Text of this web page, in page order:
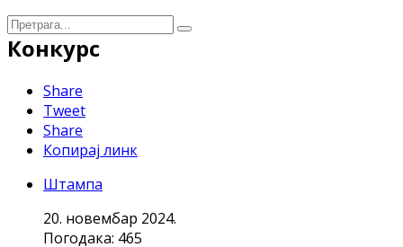
Конкурс
Share
Tweet
Share
Копирај линк
Штампа
20. новембар 2024.
Погодака: 465